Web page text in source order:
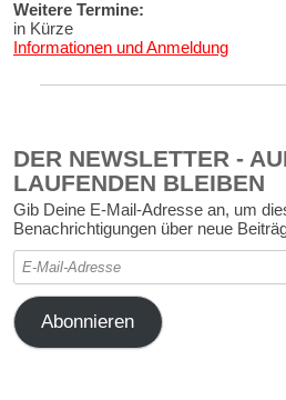
Weitere Termine:
in Kürze
Informationen und Anmeldung
DER NEWSLETTER -
LAUFENDEN BLEIBEN
Gib Deine E-Mail-Adresse an, um
Benachrichtigungen über neue
E-
Mail-
Adresse
Abonnieren